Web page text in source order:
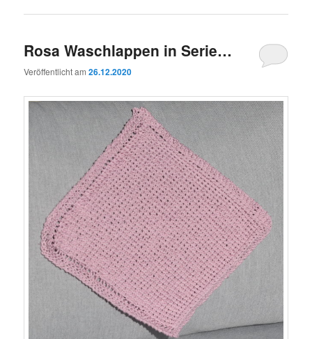
Rosa Waschlappen in Serie…
Veröffentlicht am26.12.2020